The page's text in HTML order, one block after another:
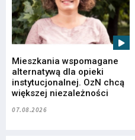
Mieszkania wspomagane
alternatywą dla opieki
instytucjonalnej. OzN chcą
większej niezależności
07.08.2026